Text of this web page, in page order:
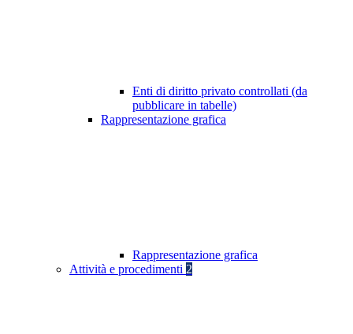
Enti di diritto privato controllati (da
pubblicare in tabelle)
Rappresentazione grafica
Rappresentazione grafica
Attività e procedimenti 2